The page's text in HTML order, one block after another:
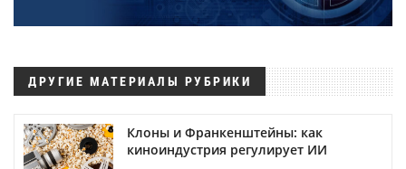
ДРУГИЕ МАТЕРИАЛЫ РУБРИКИ
Клоны и Франкенштейны: как
киноиндустрия регулирует ИИ